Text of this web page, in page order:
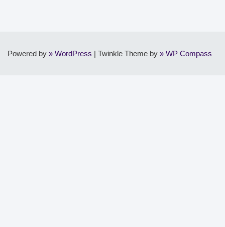
Powered by WordPress | Twinkle Theme by WP Compass